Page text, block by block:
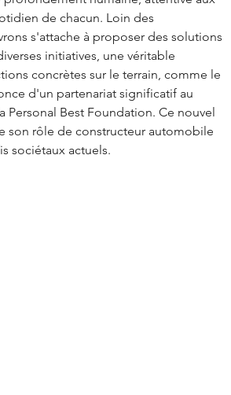
de chacun. Loin des
s'attache à proposer des solutions
initiatives, une véritable
concrètes sur le terrain, comme le
d'un partenariat significatif au
Personal Best Foundation. Ce nouvel
son rôle de constructeur automobile
sociétaux actuels.